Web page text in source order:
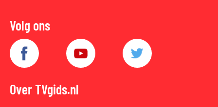
Volg ons
Over TVgids.nl